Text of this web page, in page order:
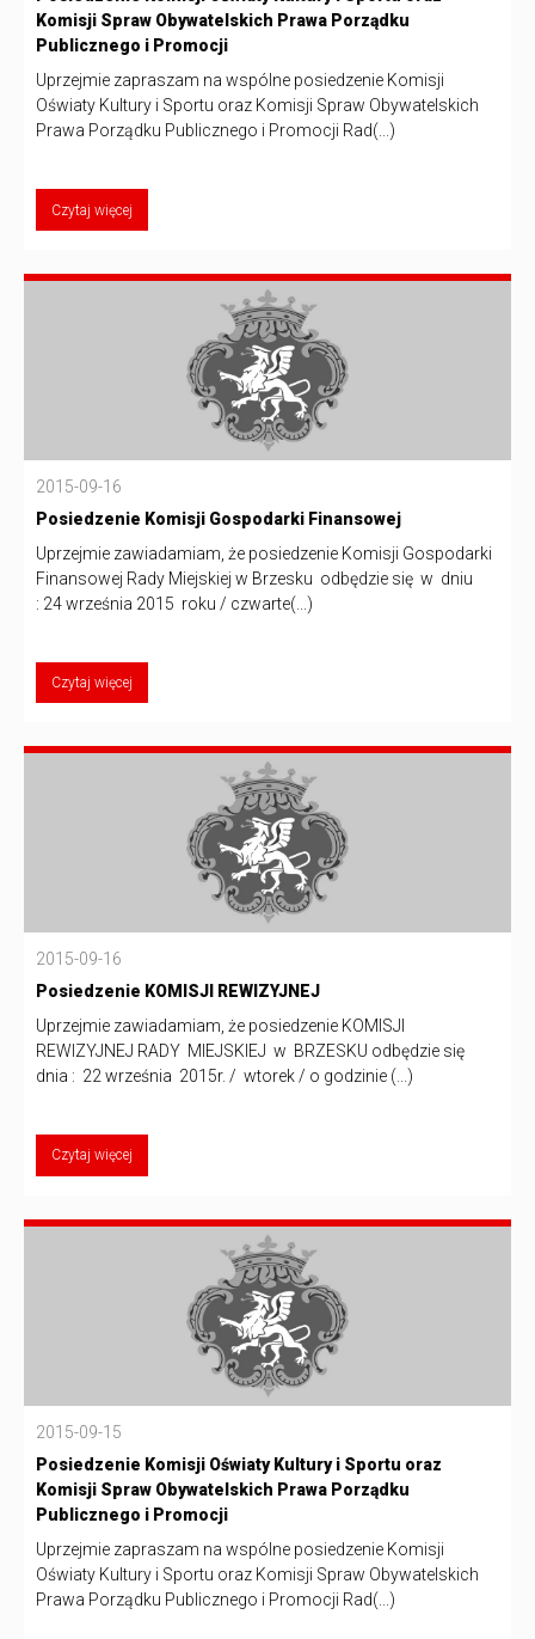
Komisji Spraw Obywatelskich Prawa Porządku
Publicznego i Promocji
Uprzejmie zapraszam na wspólne posiedzenie Komisji
Oświaty Kultury i Sportu oraz Komisji Spraw Obywatelskich
Prawa Porządku Publicznego i Promocji Rad(...)
Czytaj więcej
2015-09-16
Posiedzenie Komisji Gospodarki Finansowej
Uprzejmie zawiadamiam, że posiedzenie Komisji Gospodarki
Finansowej Rady Miejskiej w Brzesku odbędzie się w dniu
: 24 września 2015 roku / czwarte(...)
Czytaj więcej
2015-09-16
Posiedzenie KOMISJI REWIZYJNEJ
Uprzejmie zawiadamiam, że posiedzenie KOMISJI
REWIZYJNEJ RADY MIEJSKIEJ w BRZESKU odbędzie się
dnia : 22 września 2015r. / wtorek / o godzinie (...)
Czytaj więcej
2015-09-15
Posiedzenie Komisji Oświaty Kultury i Sportu oraz
Komisji Spraw Obywatelskich Prawa Porządku
Publicznego i Promocji
Uprzejmie zapraszam na wspólne posiedzenie Komisji
Oświaty Kultury i Sportu oraz Komisji Spraw Obywatelskich
Prawa Porządku Publicznego i Promocji Rad(...)